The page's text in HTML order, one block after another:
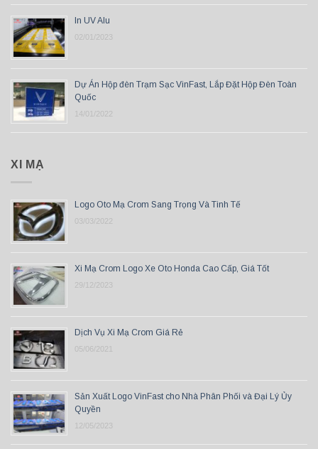
In UV Alu
02/01/2023
Dự Án Hộp đèn Trạm Sạc VinFast, Lắp Đặt Hộp Đèn Toàn
Quốc
14/01/2022
XI MẠ
Logo Oto Mạ Crom Sang Trọng Và Tinh Tế
03/03/2022
Xi Mạ Crom Logo Xe Oto Honda Cao Cấp, Giá Tốt
29/12/2023
Dịch Vụ Xi Mạ Crom Giá Rẻ
05/06/2021
Sản Xuất Logo VinFast cho Nhà Phân Phối và Đại Lý Ủy
Quyền
12/05/2023